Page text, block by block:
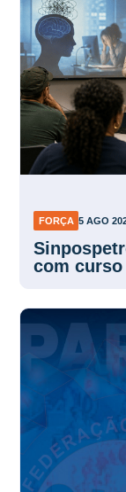
FORÇA 5 AGO
com curso